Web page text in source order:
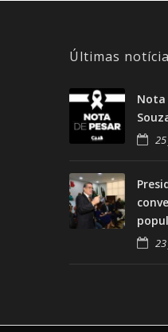
Últimas
Nota